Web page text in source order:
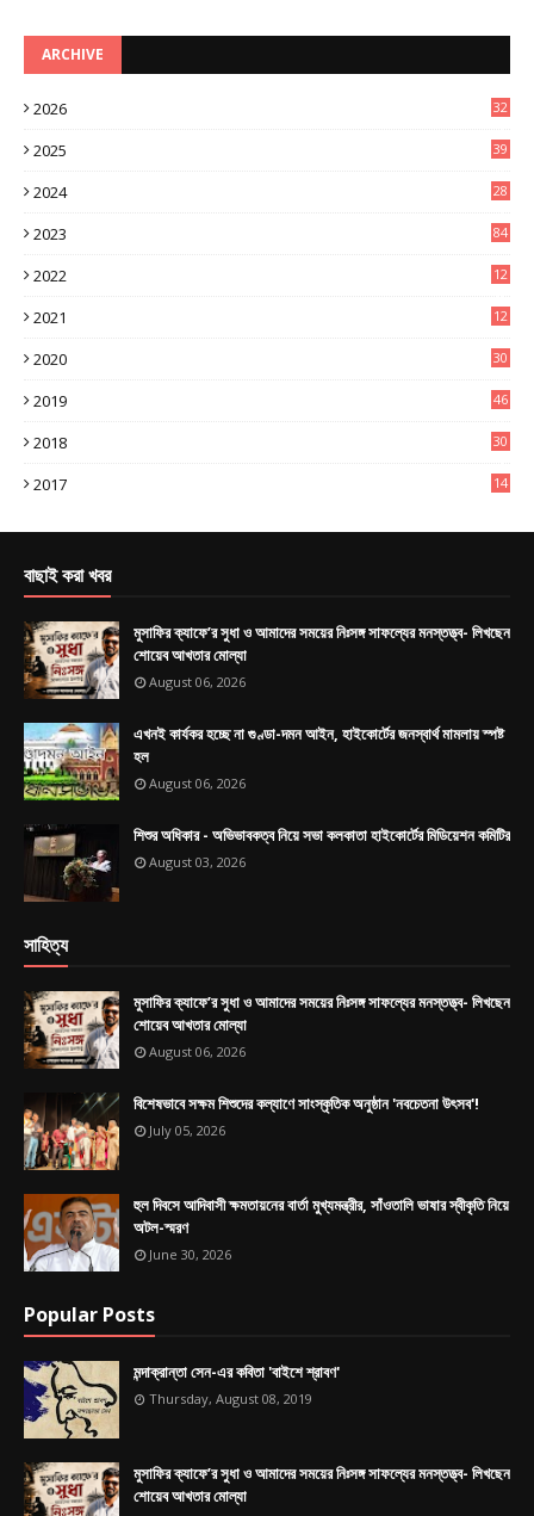
ARCHIVE
2026
32
2025
39
2024
28
2023 84
2022
12
2021
12
2020
30
2019
46
2018
30
2017
14
বাছাই করা খবর
মুসাফির ক্যাফে’র সুধা ও আমাদের সময়ের নিঃসঙ্গ সাফল্যের মনস্তত্ত্ব- লিখছেন
শোয়েব আখতার মোল্যা
August 06, 2026
এখনই কার্যকর হচ্ছে না গুণ্ডা-দমন আইন, হাইকোর্টের জনস্বার্থ মামলায় স্পষ্ট
হল
August 06, 2026
শিশুর অধিকার - অভিভাবকত্ব নিয়ে সভা কলকাতা হাইকোর্টের মিডিয়েশন কমিটির
August 03, 2026
সাহিত্য
মুসাফির ক্যাফে’র সুধা ও আমাদের সময়ের নিঃসঙ্গ সাফল্যের মনস্তত্ত্ব- লিখছেন
শোয়েব আখতার মোল্যা
August 06, 2026
বিশেষভাবে সক্ষম শিশুদের কল্যাণে সাংস্কৃতিক অনুষ্ঠান 'নবচেতনা উৎসব'!
July 05, 2026
হুল দিবসে আদিবাসী ক্ষমতায়নের বার্তা মুখ্যমন্ত্রীর, সাঁওতালি ভাষার স্বীকৃতি নিয়ে
অটল-স্মরণ
June 30, 2026
Popular Posts
মন্দাক্রান্তা সেন-এর কবিতা 'বাইশে শ্রাবণ'
Thursday, August 08, 2019
মুসাফির ক্যাফে’র সুধা ও আমাদের সময়ের নিঃসঙ্গ সাফল্যের মনস্তত্ত্ব- লিখছেন
শোয়েব আখতার মোল্যা